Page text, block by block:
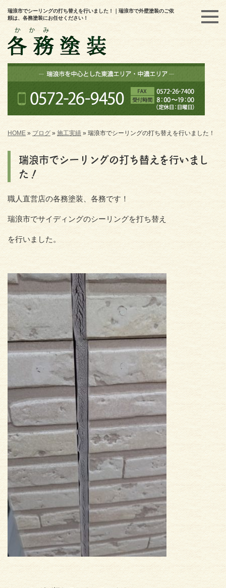
瑞浪市でシーリングの打ち替えを行いました！｜瑞浪市で外壁塗装のご依
頼は、各務塗装にお任せください！
HOME » ブログ » 施工実績 » 瑞浪市でシーリングの打ち替えを行いました！
瑞浪市でシーリングの打ち替えを行いまし
た！
職人直営店の各務塗装、各務です！
瑞浪市でサイディングのシーリングを打ち替え
を行いました。